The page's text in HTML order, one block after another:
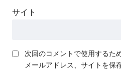
サイト
次回のコメントで使用するた
メールアドレス、サイトを保